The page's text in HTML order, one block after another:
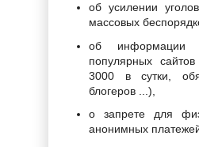
об усилении
массовых
об информации
популярных
3000 в сутки,
блогеров ...),
о запрете для
анонимных